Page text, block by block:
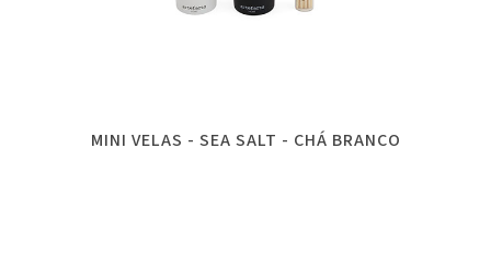
MINI VELAS - SEA SALT - CHÁ BRANCO